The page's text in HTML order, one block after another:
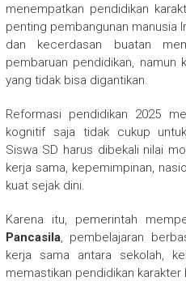
menempatkan pendidikan
penting pembangunan manusia
dan kecerdasan buatan
pembaruan pendidikan,
yang tidak bisa digantikan.
Reformasi pendidikan 2025
kognitif saja tidak cukup
Siswa SD harus dibekali nilai
kerja sama, kepemimpinan,
kuat sejak dini.
Karena itu, pemerintah
Pancasila, pembelajaran
kerja sama antara sekolah,
memastikan pendidikan